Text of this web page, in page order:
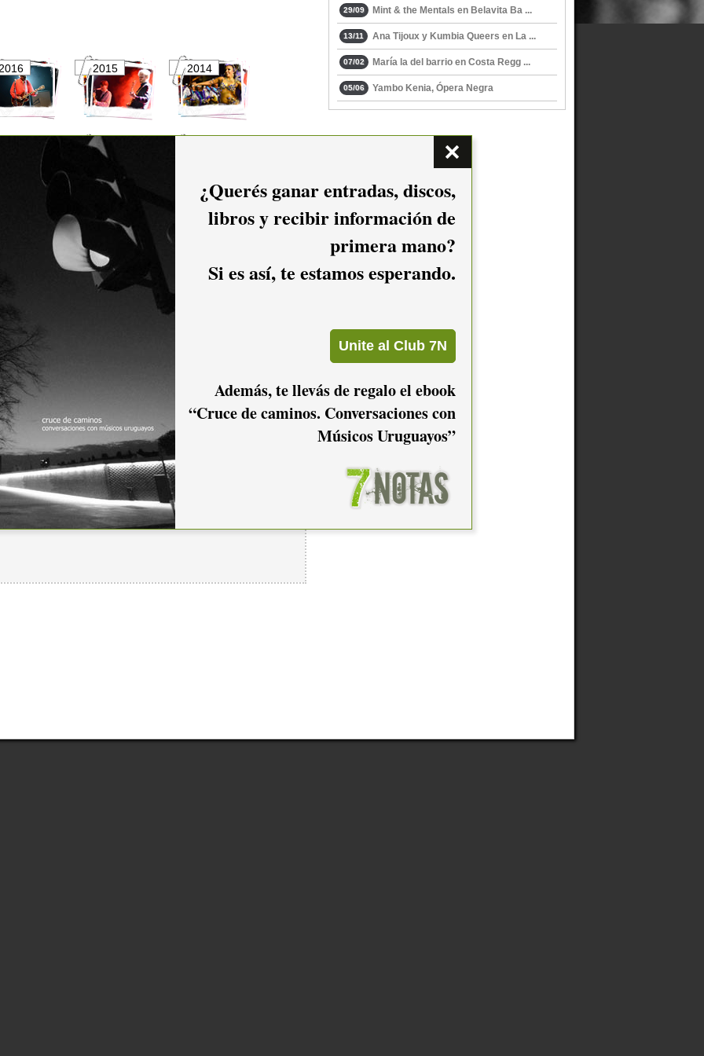
2015 2014
2010
2005 2004
hacerlogin.
29/09 Mint & the Mentals en Belavita Ba ...
13/11 Ana Tijoux y Kumbia Queers en La ...
07/02 María la del barrio en Costa Regg ...
05/06 Yambo Kenia, Ópera Negra
¿Querés ganar entradas, discos,
libros y recibir información de
primera mano?
Si es así, te estamos esperando.
Además, te llevás de regalo el ebook
“Cruce de caminos. Conversaciones con
Músicos Uruguayos”